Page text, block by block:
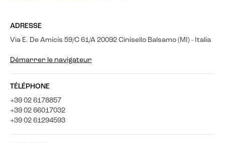
ADRESSE
Via E. De Amicis 59/C 61/A 20092 Cinisello Balsamo (MI) - Italia
Démarrer le navigateur
TÉLÉPHONE
+39 02 6178857
+39 02 66017032
+39 02 61294593